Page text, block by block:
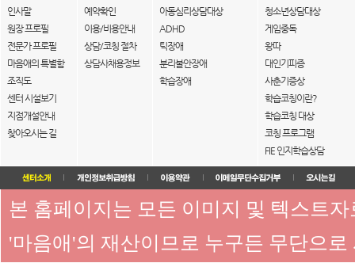
인사말
원장 프로필
전문가 프로필
마음애의 특별함
조직도
센터 시설보기
지점개설안내
찾아오시는 길
예약확인
이용/비용안내
상담/코칭 절차
상담사채용정보
아동심리상담대상
ADHD
틱장애
분리불안장애
학습장애
청소년상담대상
게임중독
왕따
대인기피증
사춘기증상
학습코칭이란?
학습코칭 대상
코칭 프로그램
FIE 인지학습상담
본 홈페이지는 모든 이미지 및 텍스트
'마음애'의 재산이므로 누구든 무단으